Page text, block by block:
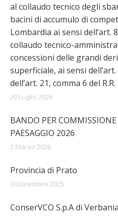
al collaudo tecnico degli
bacini di accumulo di
Lombardia ai sensi dell’art.
collaudo tecnico-
concessioni delle grandi
superficiale, ai sensi
dell’art. 21, comma 6 del
20 Luglio 2026
BANDO PER
PAESAGGIO 2026
2 Marzo 2026
Provincia di Prato
30 Dicembre 2025
ConserVCO S.p.A di Verbania